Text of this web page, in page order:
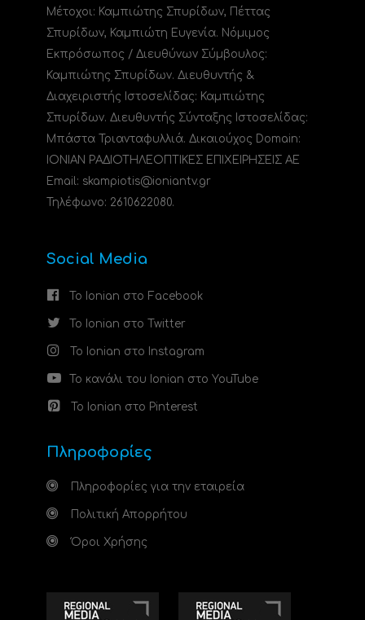
Μέτοχοι: Καμπιώτης Σπυρίδων, Πέττας
Σπυρίδων, Καμπιώτη Ευγενία. Νόμιμος
Εκπρόσωπος / Διευθύνων Σύμβουλος:
Καμπιώτης Σπυρίδων. Διευθυντής &
Διαχειριστής Ιστοσελίδας: Καμπιώτης
Σπυρίδων. Διευθυντής Σύνταξης Ιστοσελίδας:
Μπάστα Τριανταφυλλιά. Δικαιούχος Domain:
ΙΟΝΙΑΝ ΡΑΔΙΟΤΗΛΕΟΠΤΙΚΕΣ ΕΠΙΧΕΙΡΗΣΕΙΣ ΑΕ
Email: skampiotis@ioniantv.gr
Τηλέφωνο: 2610622080.
Social Media
Το Ionian στο Facebook
Το Ionian στο Twitter
Το Ionian στο Instagram
Το κανάλι του Ionian στο YouTube
Το Ionian στο Pinterest
Πληροφορίες
Πληροφορίες για την εταιρεία
Πολιτική Απορρήτου
Όροι Χρήσης